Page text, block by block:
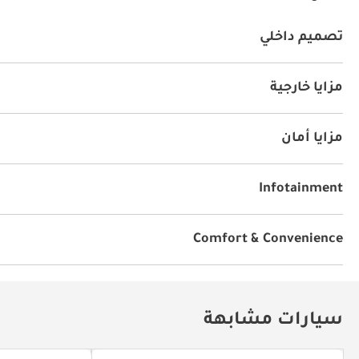
تصميم داخلي
مزايا خارجية
نظام تعليق رياضي
مزايا أمان
Infotainment
Comfort & Convenience
سيارات مشابهة